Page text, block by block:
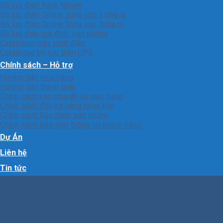
Bộ lưu điện Rack Mount
Bộ lưu điện Online 3pha vào 1 pha ra
Bộ lưu điện Online 3pha vào 3pha ra
Bộ lưu điện gia đình, văn phòng
Catalogue máy phát điện
Catalogue bộ lưu điện UPS
Chính sách – Hỗ trợ
Hướng dẫn mua hàng
Hướng dẫn thanh toán
Chính sách vận chuyển và giao hàng
Chính sách đổi-trả hàng hoàn tiền
Chính sách Bảo hành sản phẩm
Chính sách Bảo mật thông tin khách hàng
Dự Án
Liên hệ
Tin tức